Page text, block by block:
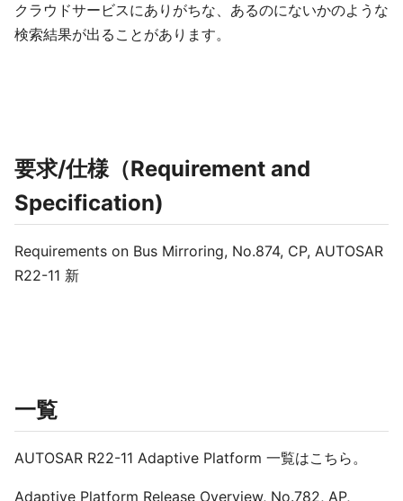
クラウドサービスにありがちな、あるのにないかのような
検索結果が出ることがあります。
要求/仕様（Requirement and
Specification)
Requirements on Bus Mirroring, No.874, CP, AUTOSAR
R22-11 新
一覧
AUTOSAR R22-11 Adaptive Platform 一覧はこちら。
Adaptive Platform Release Overview, No.782, AP,